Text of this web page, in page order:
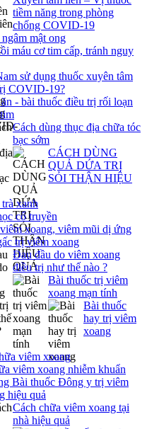
tiềm năng trong phòng
chống COVID-19
mật ong
máu cơ tim cấp, tránh nguy
sử dụng thuốc xuyên tâm
COVID-19?
- bài thuốc điều trị rối loạn
Cách dùng thục địa chữa tóc
bạc sớm
CÁCH DÙNG
QUẢ DỨA TRỊ
SỎI THẬN HIỆU
xanh
cổ truyền
xoang, viêm mũi dị ứng
trị viêm xoang
Đau đầu do viêm xoang
điều trị như thế nào ?
Bài thuốc trị viêm
xoang mạn tính
Bài thuốc
hay trị viêm
xoang
viêm xoang
viêm xoang nhiễm khuẩn
Bài thuốc Đông y trị viêm
hiệu quả
Cách chữa viêm xoang tại
nhà hiệu quả